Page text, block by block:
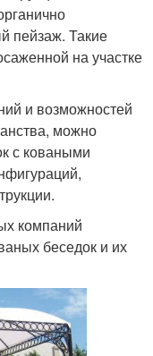
пейзаж. Такие
на участке
и возможностей
можно
с коваными
компаний
беседок и их